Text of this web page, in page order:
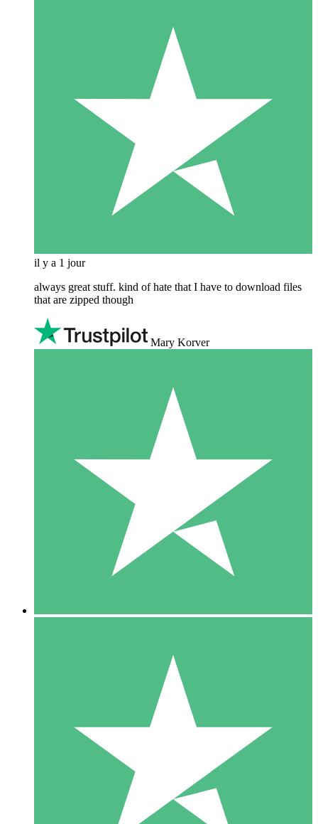
il y a 1 jour
always great stuff. kind of hate that I have to download files
that are zipped though
Mary Korver